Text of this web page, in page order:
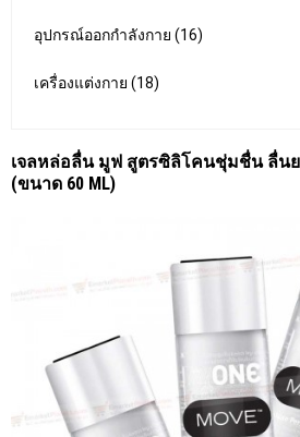
อุปกรณ์ออกกำลังกาย (16)
เครื่องแต่งกาย (18)
เจลหล่อลื่น มูฟ สูตรซิลิโคนชุ่มชื่น ลื่นย
(ขนาด 60 ML)